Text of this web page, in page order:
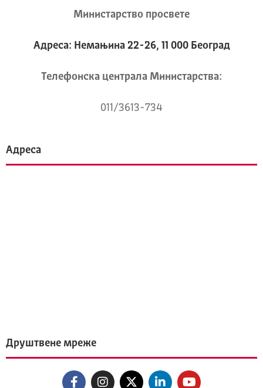
Министарство просвете
Адреса: Немањина 22-26, 11 000 Београд
Телeфонска централа Mинистарства:
011/3613-734
Адреса
Друштвене мреже